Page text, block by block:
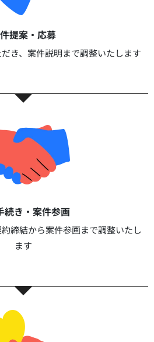
提案・応募​
き、案件説明まで調整いたします​​
続き・案件参画​​
締結から案件参画まで調整いたし
ます​​